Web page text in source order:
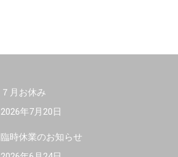
７月お休み
2026年7月20日
臨時休業のお知らせ